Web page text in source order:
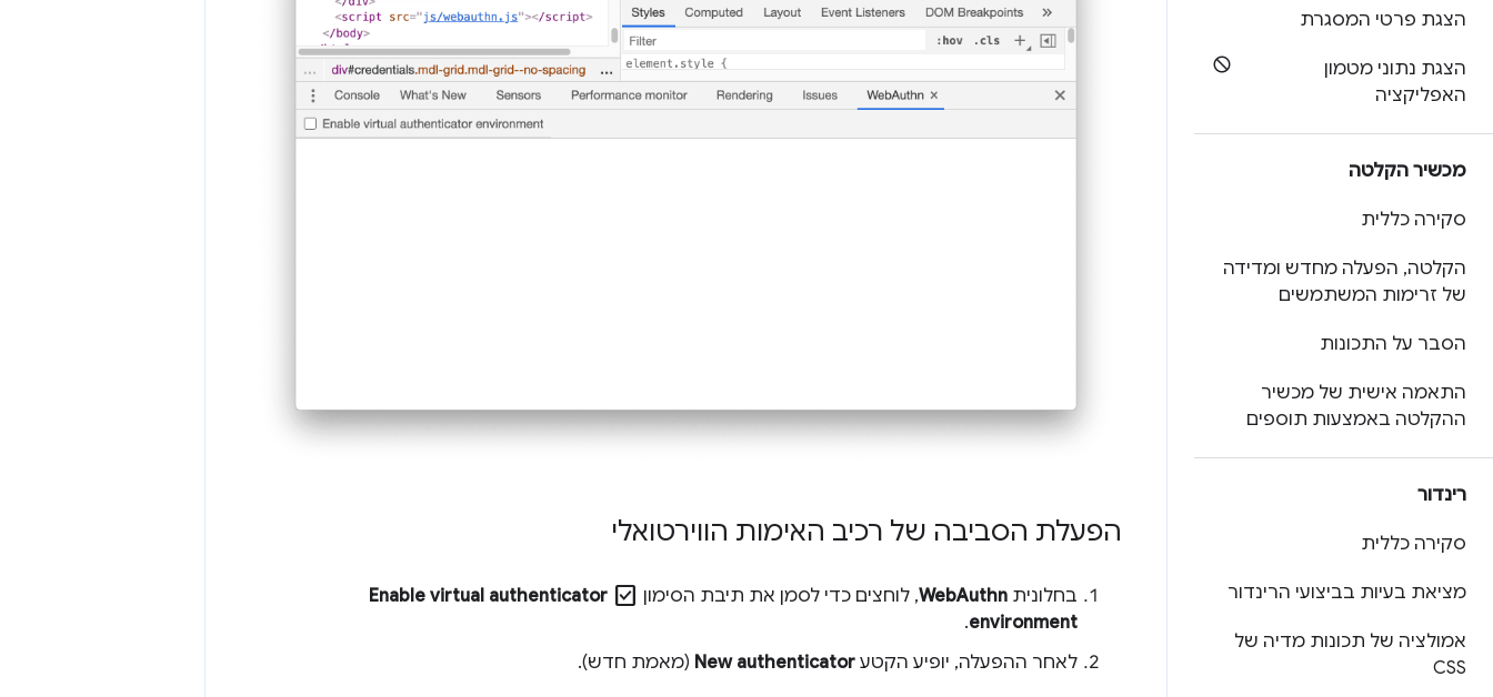
הצגת פרטי המסגרת
הצגת נתוני מטמון
האפליקציה
מכשיר הקלטה
סקירה כללית
הקלטה, הפעלה מחדש ומדידה
של זרימות המשתמשים
הסבר על התכונות
התאמה אישית של מכשיר
ההקלטה באמצעות תוספים
רינדור
סקירה כללית
מציאת בעיות בביצועי הרינדור
אמולציה של תכונות מדיה של
CSS
הפעלת הסביבה של רכיב האימות הווירטואלי
בחלונית WebAuthn, לוחצים כדי לסמן את תיבת הסימון check_box
Enable virtual authenticator
environment
.
לאחר ההפעלה, יופיע הקטע New authenticator (מאמת חדש).